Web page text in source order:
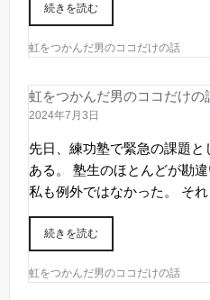
続きを読む
虹をつかんだ男のココだけの話
虹をつかんだ男のココだけの
2024年7月3日
先日、練功塾で緊急の課題
ある。 塾生のほとんどが勘
私も例外ではなかった。 そ
続きを読む
虹をつかんだ男のココだけの話